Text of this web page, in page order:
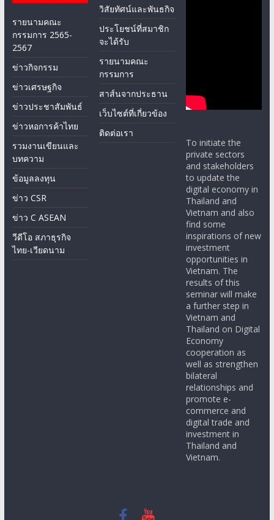
รายนามคณะ
กรรมการ 2565-
2567
ข่าวกิจกรรม
ข่าวเศรษฐกิจ
ข่าวประชาสัมพันธ์
ข่าวหอการค้าไทย
รวมงานเขียนและ
บทความ
ข้อมูลลงทุน
ข่าว CSR
ข่าว C ASEAN
วีดีโอ สภาธุรกิจ
ไทย-เวียดนาม
วิสัยทัศน์และพันธกิจ
ประโยชน์ที่สมาชิก
จะได้รับ
รายนามคณะ
กรรมการ
สาส์นจากประธาน
เว็บไซต์ที่เกี่ยวข้อง
ติดต่อเรา
To initiate the
private sectors
and stakeholders
to update the
digital economy in
Thailand and
Vietnam and also
find some
inspirations of new
investment
opportunities in
Vietnam. The
results of this
seminar will make
a further step in
Vietnam and
Thailand on Digital
Economy
cooperation as
well as strengthen
bilateral
relationships and
promote e-
commerce and
digital trade and
investment in
Thailand and
Vietnam.